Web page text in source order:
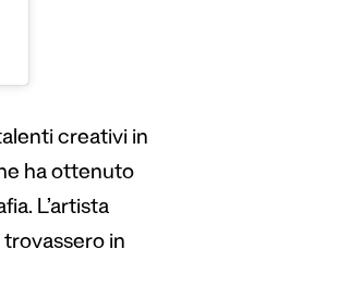
creativi in
ha ottenuto
L’artista
in